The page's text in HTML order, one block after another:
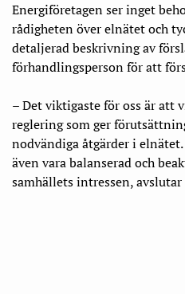
Energiföretagen ser inget
rådigheten över elnätet och
detaljerad beskrivning av
förhandlingsperson för att
– Det viktigaste för oss är att
reglering som ger
nodvändiga åtgärder i
även vara balanserad och
samhällets intressen,